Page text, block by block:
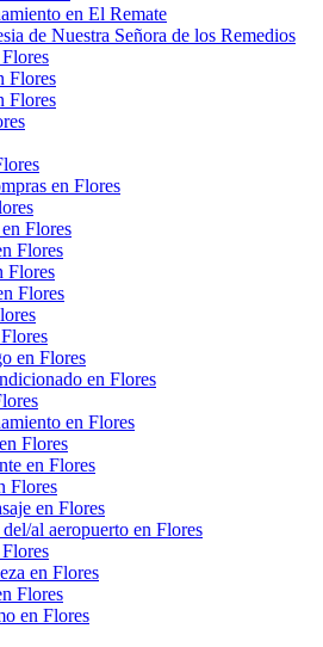
en El Remate
de Nuestra Señora de los Remedios
Flores
Flores
en Flores
Flores
Flores
Flores
Flores
en Flores
en Flores
en Flores
Flores
en Flores
Flores
en Flores
al aeropuerto en Flores
en Flores
Flores
en Flores